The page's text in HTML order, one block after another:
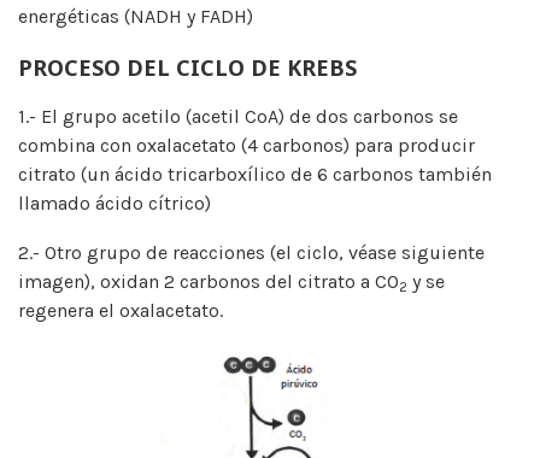
energéticas (NADH y FADH)
PROCESO DEL CICLO DE KREBS
1.- El grupo acetilo (acetil CoA) de dos carbonos se
combina con oxalacetato (4 carbonos) para producir
citrato (un ácido tricarboxílico de 6 carbonos también
llamado ácido cítrico)
2.- Otro grupo de reacciones (el ciclo, véase siguiente
imagen), oxidan 2 carbonos del citrato a CO2 y se
regenera el oxalacetato.